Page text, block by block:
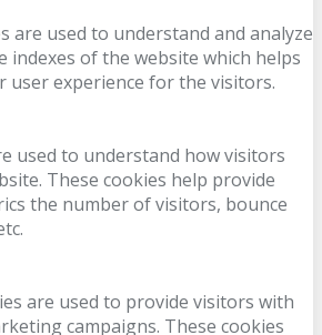
are used to understand and analyze
indexes of the website which helps
user experience for the visitors.
used to understand how visitors
These cookies help provide
the number of visitors, bounce
are used to provide visitors with
campaigns. These cookies